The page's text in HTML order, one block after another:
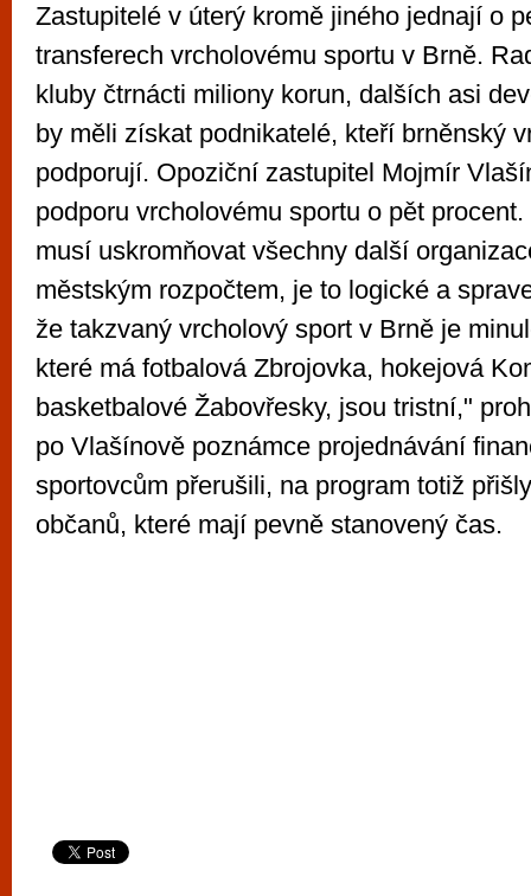
Zastupitelé v úterý kromě jiného jednají o
transferech vrcholovému sportu v Brně.
kluby čtrnácti miliony korun, dalších asi
by měli získat podnikatelé, kteří brněnský
podporují. Opoziční zastupitel Mojmír
podporu vrcholovému sportu o pět
musí uskromňovat všechny další
městským rozpočtem, je to logické a
že takzvaný vrcholový sport v Brně je
které má fotbalová Zbrojovka, hokejová
basketbalové Žabovřesky, jsou tristní,"
po Vlašínově poznámce projednávání
sportovcům přerušili, na program totiž
občanů, které mají pevně stanovený čas.